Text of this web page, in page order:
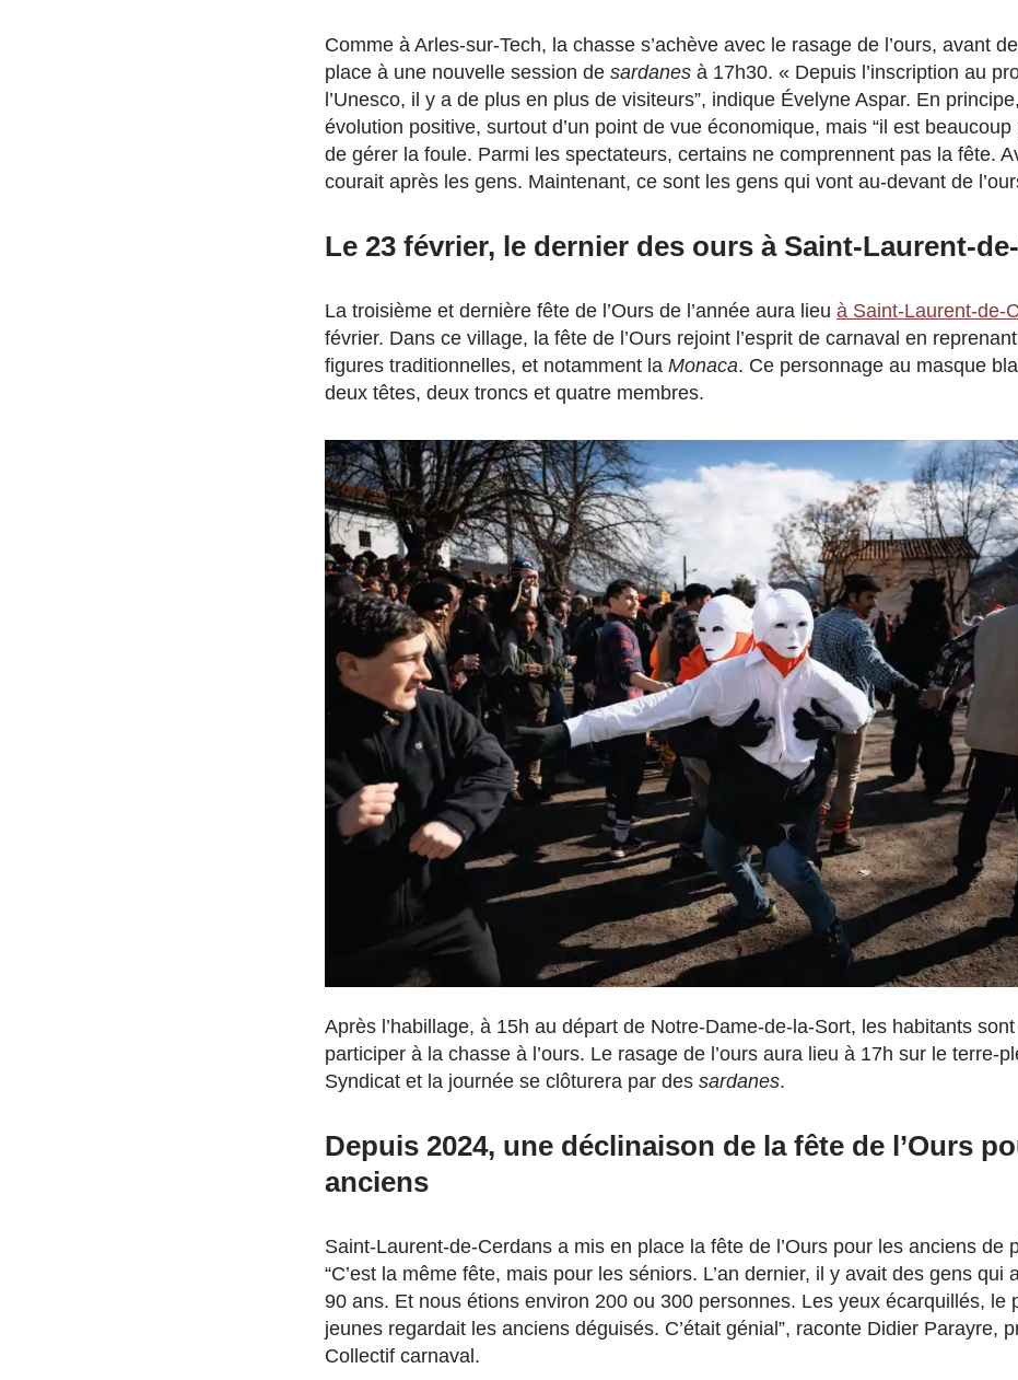
Comme à Arles-sur-Tech, la chasse s’achève avec le rasage de l’ours, avant
place à une nouvelle session de sardanes à 17h30. « Depuis l’inscription au
l’Unesco, il y a de plus en plus de visiteurs”, indique Évelyne Aspar. En
évolution positive, surtout d’un point de vue économique, mais “il est
de gérer la foule. Parmi les spectateurs, certains ne comprennent pas la fête.
courait après les gens. Maintenant, ce sont les gens qui vont au-devant de
Le 23 février, le dernier des ours à Saint-Laurent-
La troisième et dernière fête de l’Ours de l’année aura lieu à Saint-Laurent-de-
février. Dans ce village, la fête de l’Ours rejoint l’esprit de carnaval en reprenant
figures traditionnelles, et notamment la Monaca. Ce personnage au masque
deux têtes, deux troncs et quatre membres.
Après l’habillage, à 15h au départ de Notre-Dame-de-la-Sort, les habitants
participer à la chasse à l’ours. Le rasage de l’ours aura lieu à 17h sur le terre-
Syndicat et la journée se clôturera par des sardanes.
Depuis 2024, une déclinaison de la fête de l’Ours
anciens
Saint-Laurent-de-Cerdans a mis en place la fête de l’Ours pour les anciens de
“C’est la même fête, mais pour les séniors. L’an dernier, il y avait des gens qui
90 ans. Et nous étions environ 200 ou 300 personnes. Les yeux écarquillés, le
jeunes regardait les anciens déguisés. C’était génial”, raconte Didier Parayre,
Collectif carnaval.